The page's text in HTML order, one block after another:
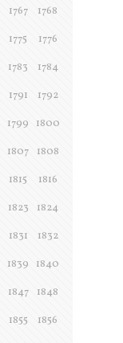
1767
1768
1775
1776
1783
1784
1791
1792
1799
1800
1807
1808
1815
1816
1823
1824
1831
1832
1839
1840
1847
1848
1855
1856